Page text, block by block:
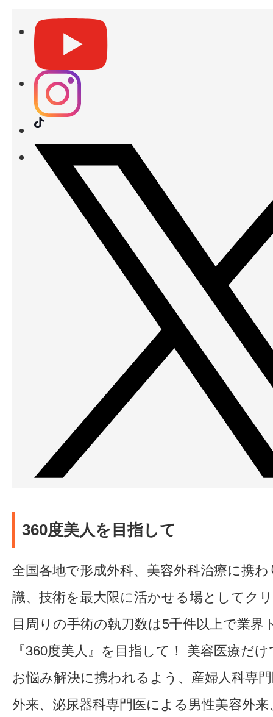
360度美人を目指して
全国各地で形成外科、美容外科治療に携
識、技術を最大限に活かせる場としてク
目周りの手術の執刀数は5千件以上で業界
『360度美人』を目指して！ 美容医療だ
お悩み解決に携われるよう、産婦人科専
外来、泌尿器科専門医による男性美容外